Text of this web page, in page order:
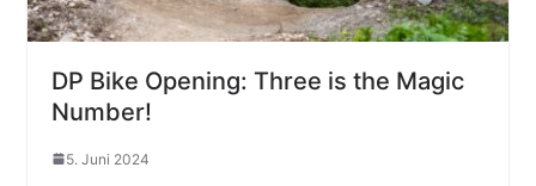
DP Bike Opening: Three is the Magic
Number!
5. Juni 2024